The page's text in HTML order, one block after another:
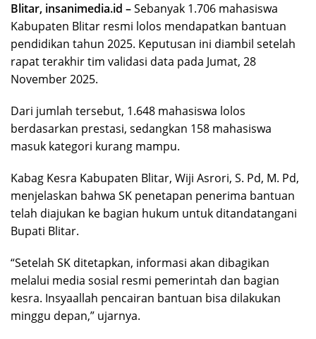
Blitar, insanimedia.id –Sebanyak 1.706 mahasiswa
Kabupaten Blitar resmi lolos mendapatkan bantuan
pendidikan tahun 2025. Keputusan ini diambil setelah
rapat terakhir tim validasi data pada Jumat, 28
November 2025.
Dari jumlah tersebut, 1.648 mahasiswa lolos
berdasarkan prestasi, sedangkan 158 mahasiswa
masuk kategori kurang mampu.
Kabag Kesra Kabupaten Blitar, Wiji Asrori, S. Pd, M. Pd,
menjelaskan bahwa SK penetapan penerima bantuan
telah diajukan ke bagian hukum untuk ditandatangani
Bupati Blitar.
“Setelah SK ditetapkan, informasi akan dibagikan
melalui media sosial resmi pemerintah dan bagian
kesra. Insyaallah pencairan bantuan bisa dilakukan
minggu depan,” ujarnya.